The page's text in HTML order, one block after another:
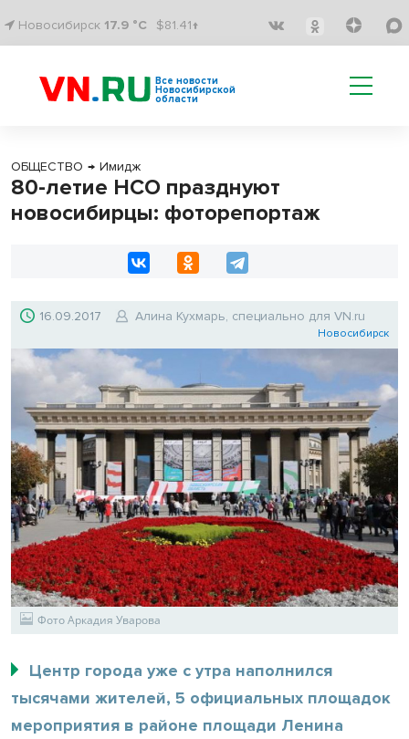
Новосибирск 17.9 °C $81.41↑
Все новости
Новосибирской
области
ОБЩЕСТВО → Имидж
80-летие НСО празднуют
новосибирцы: фоторепортаж
16.09.2017 Алина Кухмарь, специально для VN.ru
Новосибирск
Фото Аркадия Уварова
Центр города уже с утра наполнился
тысячами жителей, 5 официальных площадок
мероприятия в районе площади Ленина